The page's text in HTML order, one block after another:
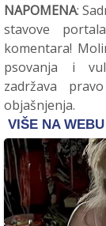
NAPOMENA:
stavove
komentara!
psovanja i
zadržava
objašnjenja.